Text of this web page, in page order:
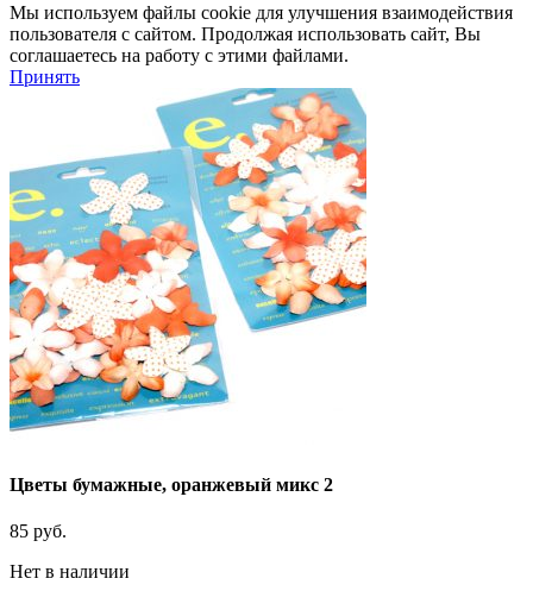
Мы используем файлы cookie для улучшения взаимодействия
пользователя с сайтом. Продолжая использовать сайт, Вы
соглашаетесь на работу с этими файлами.
Принять
Цветы бумажные, оранжевый микс 2
85 руб.
Нет в наличии